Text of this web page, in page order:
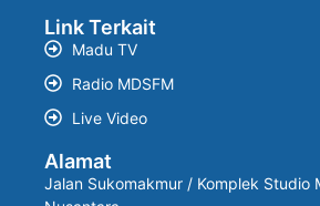
Link Terkait
Madu TV
Radio MDSFM
Live Video
Alamat
Jalan Sukomakmur / Komplek Studio